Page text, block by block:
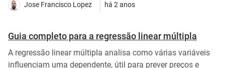
Jose Francisco Lopez há 2 anos
Guia completo para a regressão linear múltipla
A regressão linear múltipla analisa como várias variáveis
influenciam uma dependente, útil para prever preços e